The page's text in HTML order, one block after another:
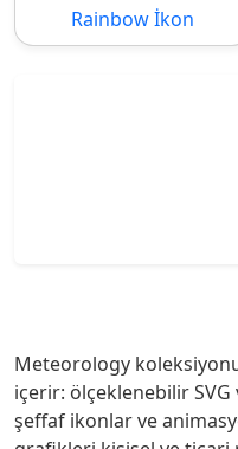
Rainbow İkon
Meteorology
içerir: ölçeklenebilir
şeffaf ikonlar ve